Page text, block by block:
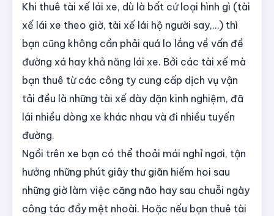
Khi thuê tài xế lái xe, dù là bất cứ loại hình gì (tài
xế lái xe theo giờ, tài xế lái hộ người say,…) thì
bạn cũng không cần phải quá lo lắng về vấn đề
đường xá hay khả năng lái xe. Bởi các tài xế mà
bạn thuê từ các công ty cung cấp dịch vụ vận
tải đều là những tài xế dày dặn kinh nghiệm, đã
lái nhiều dòng xe khác nhau và đi nhiều tuyến
đường.
Ngồi trên xe bạn có thể thoải mái nghỉ ngơi, tận
hưởng những phút giây thư giãn hiếm hoi sau
những giờ làm việc căng não hay sau chuỗi ngày
công tác đầy mệt nhoài. Hoặc nếu bạn thuê tài